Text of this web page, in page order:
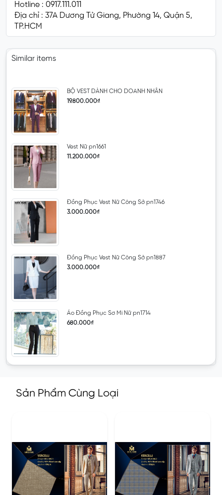
Hotline : 0917.111.011
Địa chỉ : 37A Dương Tử Giang, Phường 14, Quận 5,
TP.HCM
Similar items
BỘ VEST DÀNH CHO DOANH NHÂN
19.800.000₫
Vest Nữ pn1661
11.200.000₫
Đồng Phục Vest Nữ Công Sở pn1746
3.000.000₫
Đồng Phục Vest Nữ Công Sở pn1887
3.000.000₫
Áo Đồng Phục Sơ Mi Nữ pn1714
680.000₫
Sản Phẩm Cùng Loại